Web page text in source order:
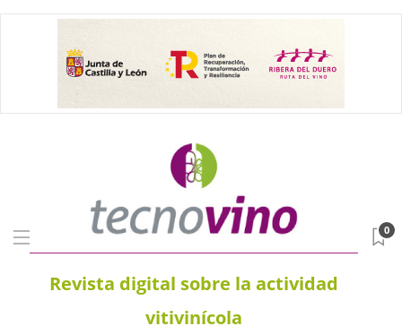
Revista digital sobre la actividad
vitivinícola
0